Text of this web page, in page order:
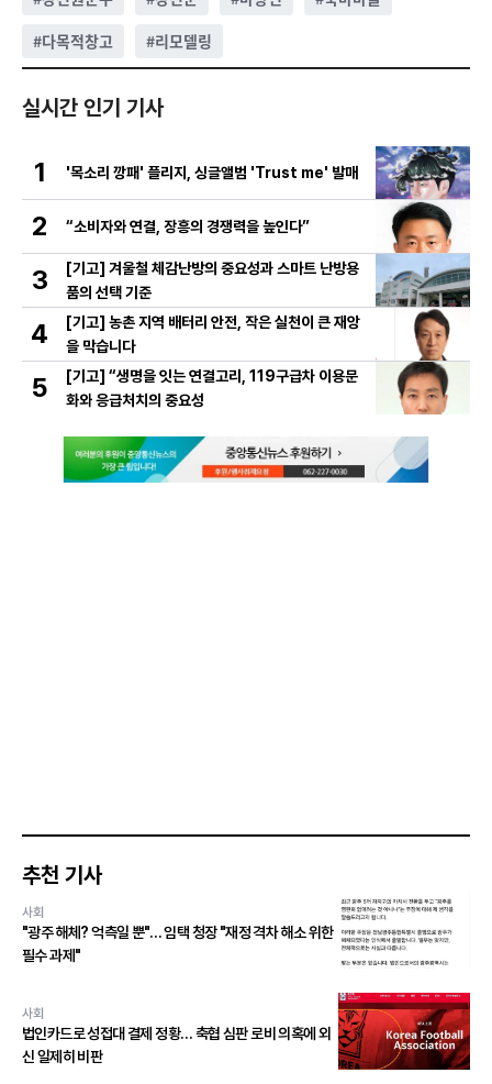
#다목적창고 #리모델링
실시간 인기 기사
1 '목소리 깡패' 플리지, 싱글앨범 'Trust me' 발매
2 “소비자와 연결, 장흥의 경쟁력을 높인다”
3
[기고] 겨울철 체감난방의 중요성과 스마트 난방용
품의 선택 기준
4
[기고] 농촌 지역 배터리 안전, 작은 실천이 큰 재앙
을 막습니다
5
[기고] “생명을 잇는 연결고리, 119구급차 이용문
화와 응급처치의 중요성
추천 기사
사회
"광주 해체? 억측일 뿐"… 임택 청장 "재정 격차 해소 위한
필수 과제"
사회
법인카드로 성접대 결제 정황… 축협 심판 로비 의혹에 외
신 일제히 비판